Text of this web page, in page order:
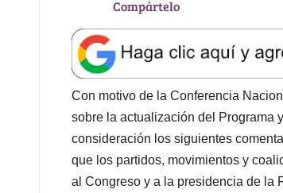
Compártelo
Con motivo de la Conferencia
sobre la actualización del Programa
consideración los siguientes
que los partidos, movimientos y
al Congreso y a la presidencia de la